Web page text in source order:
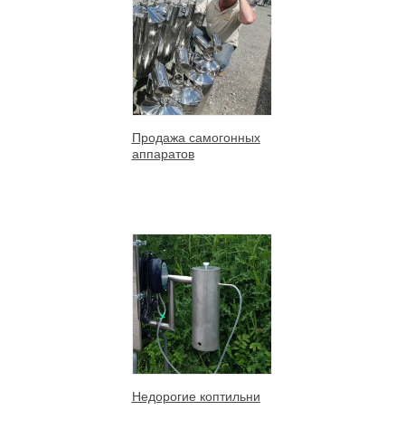
Продажа самогонных
аппаратов
Недорогие коптильни